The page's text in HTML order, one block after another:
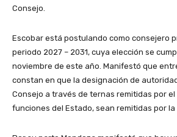
Consejo.
Escobar está postulando como consejero
periodo 2027 – 2031, cuya elección se
noviembre de este año. Manifestó que
constan en que la designación de
Consejo a través de ternas remitidas por
funciones del Estado, sean remitidas por la